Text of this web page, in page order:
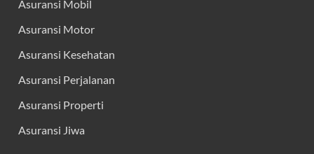
Asuransi Mobil
Asuransi Motor
Asuransi Kesehatan
Asuransi Perjalanan
Asuransi Properti
Asuransi Jiwa